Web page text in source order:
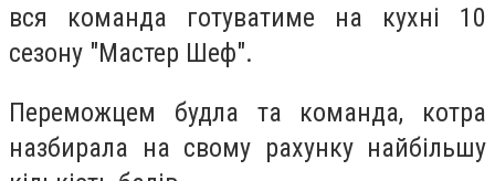
вся команда готуватиме на кухні 10
сезону "Мастер Шеф".
Переможцем будла та команда, котра
назбирала на свому рахунку найбільшу